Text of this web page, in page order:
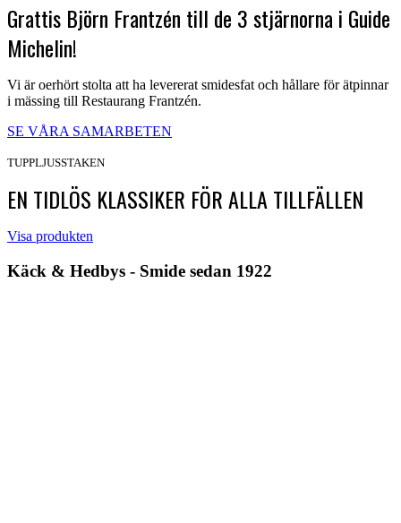
Grattis Björn Frantzén till de 3 stjärnorna i Guide
Michelin!
Vi är oerhört stolta att ha levererat smidesfat och hållare för ätpinnar
i mässing till Restaurang Frantzén.
SE VÅRA SAMARBETEN
TUPPLJUSSTAKEN
EN TIDLÖS KLASSIKER FÖR ALLA TILLFÄLLEN
Visa produkten
Käck & Hedbys - Smide sedan 1922